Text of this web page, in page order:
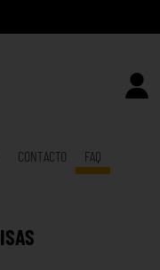
CONTACTO FAQ